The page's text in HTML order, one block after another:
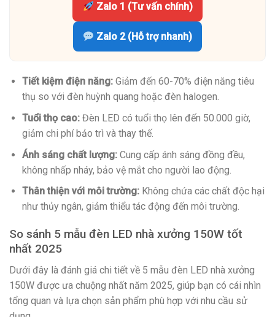
Zalo 1 (Tư vấn chính)
Zalo 2 (Hỗ trợ nhanh)
Tiết kiệm điện năng:Giảm đến 60-70% điện năng tiêu
thụ so với đèn huỳnh quang hoặc đèn halogen.
Tuổi thọ cao:Đèn LED có tuổi thọ lên đến 50.000 giờ,
giảm chi phí bảo trì và thay thế.
Ánh sáng chất lượng:Cung cấp ánh sáng đồng đều,
không nhấp nháy, bảo vệ mắt cho người lao động.
Thân thiện với môi trường:Không chứa các chất độc hại
như thủy ngân, giảm thiểu tác động đến môi trường.
So sánh 5 mẫu đèn LED nhà xưởng 150W tốt
nhất 2025
Dưới đây là đánh giá chi tiết về 5 mẫu đèn LED nhà xưởng
150W được ưa chuộng nhất năm 2025, giúp bạn có cái nhìn
tổng quan và lựa chọn sản phẩm phù hợp với nhu cầu sử